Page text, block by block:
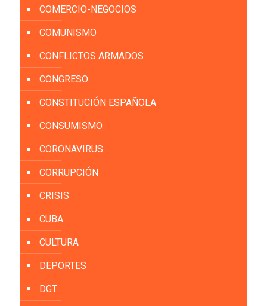
COMERCIO-NEGOCIOS
COMUNISMO
CONFLICTOS ARMADOS
CONGRESO
CONSTITUCIÓN ESPAÑOLA
CONSUMISMO
CORONAVIRUS
CORRUPCIÓN
CRISIS
CUBA
CULTURA
DEPORTES
DGT